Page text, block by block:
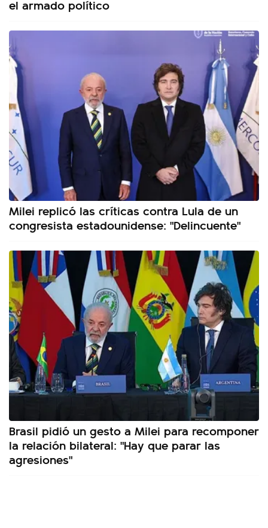
el armado político
Milei replicó las críticas contra Lula de un
congresista estadounidense: "Delincuente"
Brasil pidió un gesto a Milei para recomponer
la relación bilateral: "Hay que parar las
agresiones"